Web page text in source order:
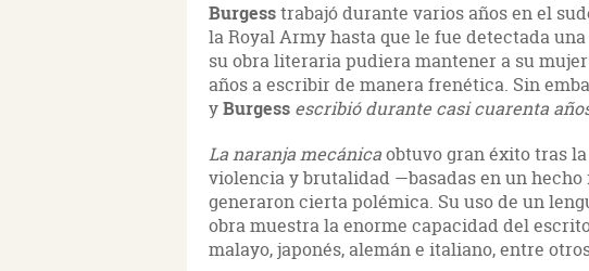
Burgesstrabajó durante varios años en el
la Royal Army hasta que le fue detectada
su obra literaria pudiera mantener a su
años a escribir de manera frenética. Sin
yBurgess escribió durante casi cuarenta
La naranja mecánicaobtuvo gran éxito tras
violencia y brutalidad —basadas en un hecho
generaron cierta polémica. Su uso de un
obra muestra la enorme capacidad del
malayo, japonés, alemán e italiano, entre